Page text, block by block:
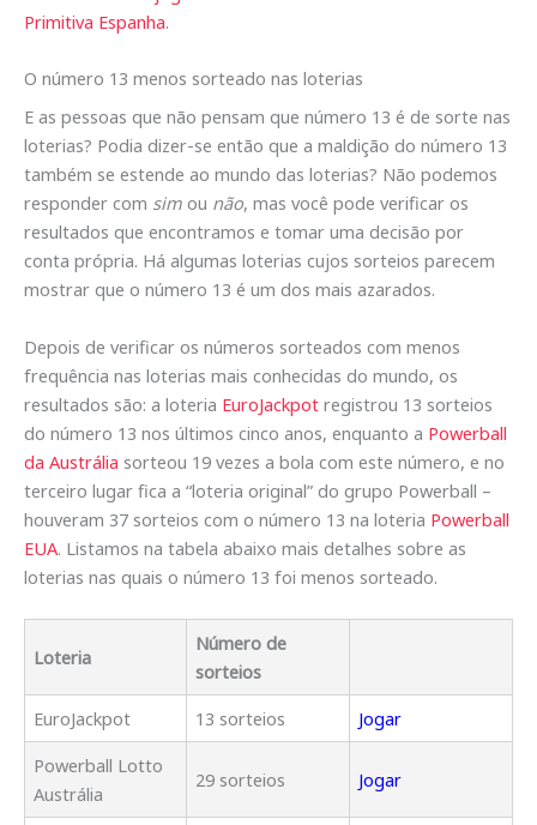
Primitiva Espanha.
O número 13 menos sorteado nas loterias
E as pessoas que não pensam que número 13 é de sorte nas
loterias? Podia dizer-se então que a maldição do número 13
também se estende ao mundo das loterias? Não podemos
responder com sim ou não, mas você pode verificar os
resultados que encontramos e tomar uma decisão por
conta própria. Há algumas loterias cujos sorteios parecem
mostrar que o número 13 é um dos mais azarados.
Depois de verificar os números sorteados com menos
frequência nas loterias mais conhecidas do mundo, os
resultados são: a loteria EuroJackpot registrou 13 sorteios
do número 13 nos últimos cinco anos, enquanto a Powerball
da Austrália sorteou 19 vezes a bola com este número, e no
terceiro lugar fica a “loteria original” do grupo Powerball –
houveram 37 sorteios com o número 13 na loteria Powerball
EUA. Listamos na tabela abaixo mais detalhes sobre as
loterias nas quais o número 13 foi menos sorteado.
Loteria
Número de
sorteios
EuroJackpot
13 sorteios
Jogar
Powerball Lotto
Austrália
29 sorteios Jogar